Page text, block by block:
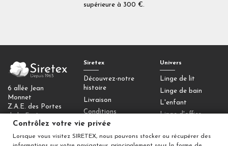
supérieure à 300 €.
6 allée Jean
Monnet
Z.A.E. des Portes
77090 Collégien
Contactez-nous
Siretex
Découvrez-notre
histoire
Livraison
Conditions
générales de vente
Mentions légales
Univers
Linge de lit
Linge de bain
L'enfant
Linge d'office
Déco
Contrôlez votre vie privée
Lorsque vous visitez SIRETEX, nous pouvons stocker ou récupérer des